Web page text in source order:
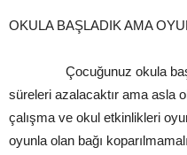
OKULA BAŞLADIK AMA
Çocuğunuz okula
süreleri azalacaktır ama asla
çalışma ve okul etkinlikleri
oyunla olan bağı